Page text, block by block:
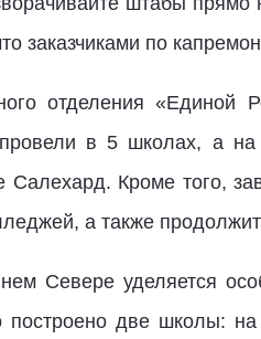
заказчиками по
отделения «Единой
в 5 школах, а
Салехард. Кроме того,
а также
Севере уделяется
построено две школы: